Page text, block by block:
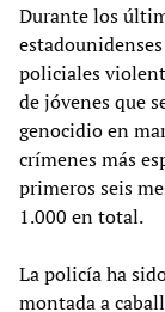
Durante los
policiales
de jóvenes que
genocidio en
crímenes más
primeros seis
1.000 en total.
La policía ha
montada a